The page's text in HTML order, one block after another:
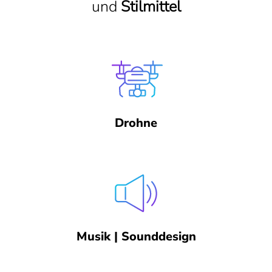
und Stilmittel
Drohne
Musik | Sounddesign